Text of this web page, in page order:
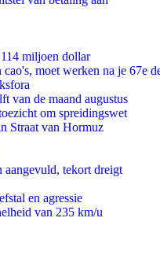
miljoen dollar
moet werken na je 67e
van de maand augustus
om spreidingswet
Straat van Hormuz
aangevuld, tekort dreigt
en agressie
van 235 km/u